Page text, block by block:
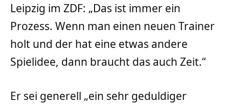
Leipzig im ZDF: „Das ist immer ein
Prozess. Wenn man einen neuen Trainer
holt und der hat eine etwas andere
Spielidee, dann braucht das auch Zeit.“
Er sei generell „ein sehr geduldiger